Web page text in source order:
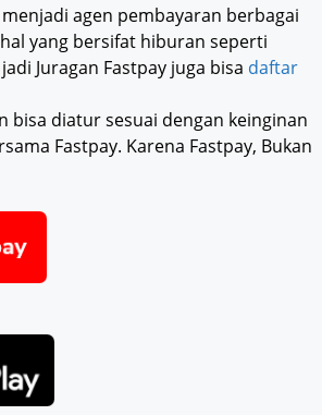
agen pembayaran berbagai
yang bersifat hiburan seperti
Juragan Fastpay juga bisa daftar
bisa diatur sesuai dengan keinginan
Fastpay. Karena Fastpay, Bukan